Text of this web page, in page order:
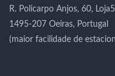
R. Policarpo Anjos, 60, Loja5
1495-207 Oeiras, Portugal
(maior facilidade de